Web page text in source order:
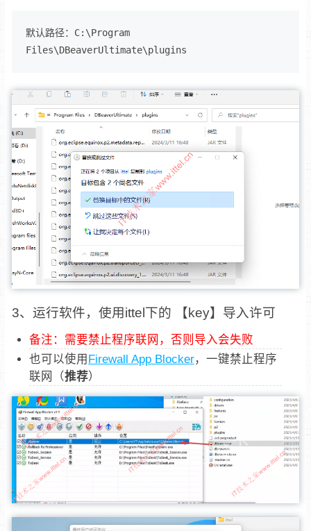
默认路径：C:\Program
Files\DBeaverUltimate\plugins
3、运行软件，使用ittel下的 【key】导入许可
备注：需要禁止程序联网，否则导入会失败
也可以使用 Firewall App Blocker，一键禁止程序
联网（推荐）